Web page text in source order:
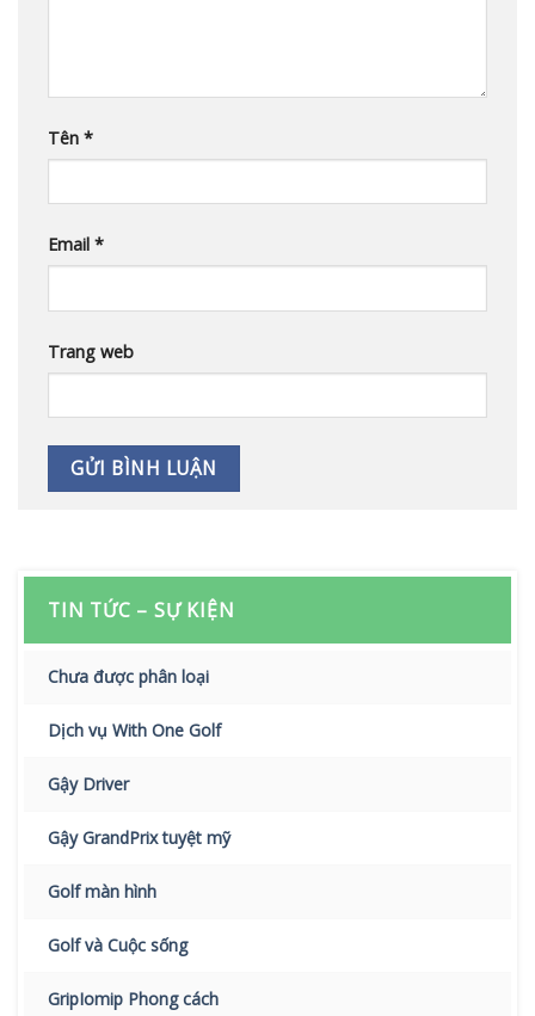
Tên *
Email *
Trang web
TIN TỨC – SỰ KIỆN
Chưa được phân loại
Dịch vụ With One Golf
Gậy Driver
Gậy GrandPrix tuyệt mỹ
Golf màn hình
Golf và Cuộc sống
GripIomip Phong cách